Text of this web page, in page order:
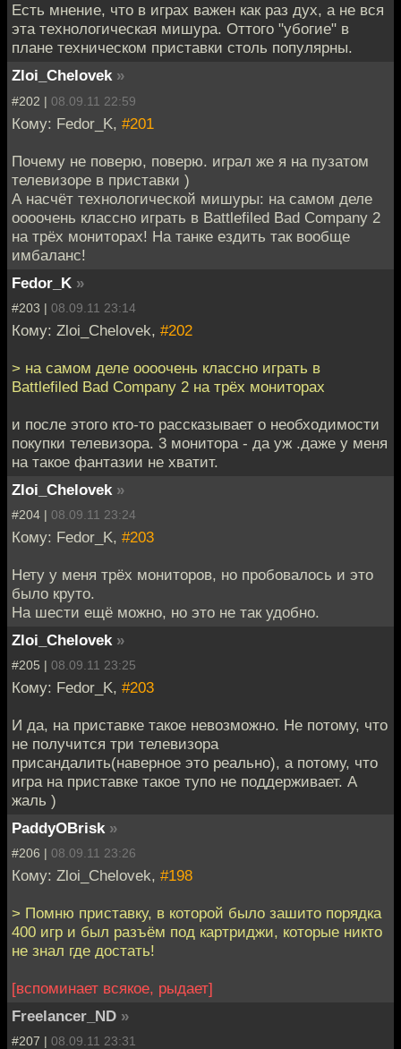
Есть мнение, что в играх важен как раз дух, а не вся
эта технологическая мишура. Оттого "убогие" в
плане техническом приставки столь популярны.
Zloi_Chelovek »
#202 | 08.09.11 22:59
Кому: Fedor_K, #201
Почему не поверю, поверю. играл же я на пузатом
телевизоре в приставки )
А насчёт технологической мишуры: на самом деле
оооочень классно играть в Battlefiled Bad Company 2
на трёх мониторах! На танке ездить так вообще
имбаланс!
Fedor_K »
#203 | 08.09.11 23:14
Кому: Zloi_Chelovek, #202
> на самом деле оооочень классно играть в
Battlefiled Bad Company 2 на трёх мониторах
и после этого кто-то рассказывает о необходимости
покупки телевизора. 3 монитора - да уж .даже у меня
на такое фантазии не хватит.
Zloi_Chelovek »
#204 | 08.09.11 23:24
Кому: Fedor_K, #203
Нету у меня трёх мониторов, но пробовалось и это
было круто.
На шести ещё можно, но это не так удобно.
Zloi_Chelovek »
#205 | 08.09.11 23:25
Кому: Fedor_K, #203
И да, на приставке такое невозможно. Не потому, что
не получится три телевизора
присандалить(наверное это реально), а потому, что
игра на приставке такое тупо не поддерживает. А
жаль )
PaddyOBrisk »
#206 | 08.09.11 23:26
Кому: Zloi_Chelovek, #198
> Помню приставку, в которой было зашито порядка
400 игр и был разъём под картриджи, которые никто
не знал где достать!
[вспоминает всякое, рыдает]
Freelancer_ND »
#207 | 08.09.11 23:31